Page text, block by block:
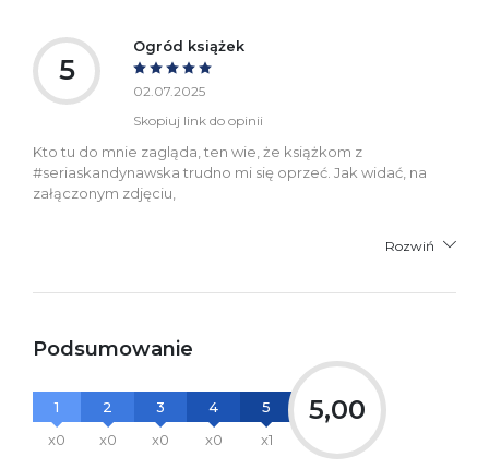
5
Ogród książek
02.07.2025
Skopiuj link do opinii
Kto tu do mnie zagląda, ten wie, że książkom z
#seriaskandynawska trudno mi się oprzeć. Jak widać, na
załączonym zdjęciu,
Rozwiń
Podsumowanie
1
x0
2
x0
3
x0
4
x0
5
x1
5,00